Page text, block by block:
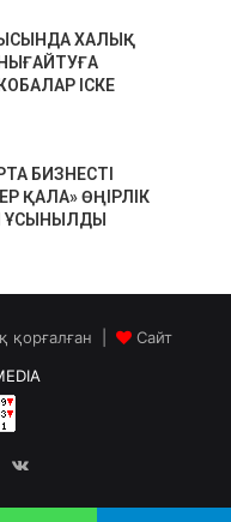
ХАЛЫҚ
ІСКЕ
БИЗНЕСТІ
ҚАЛА» ӨҢІРЛІК
ҰСЫНЫЛДЫ
қорғалған |
Сайт